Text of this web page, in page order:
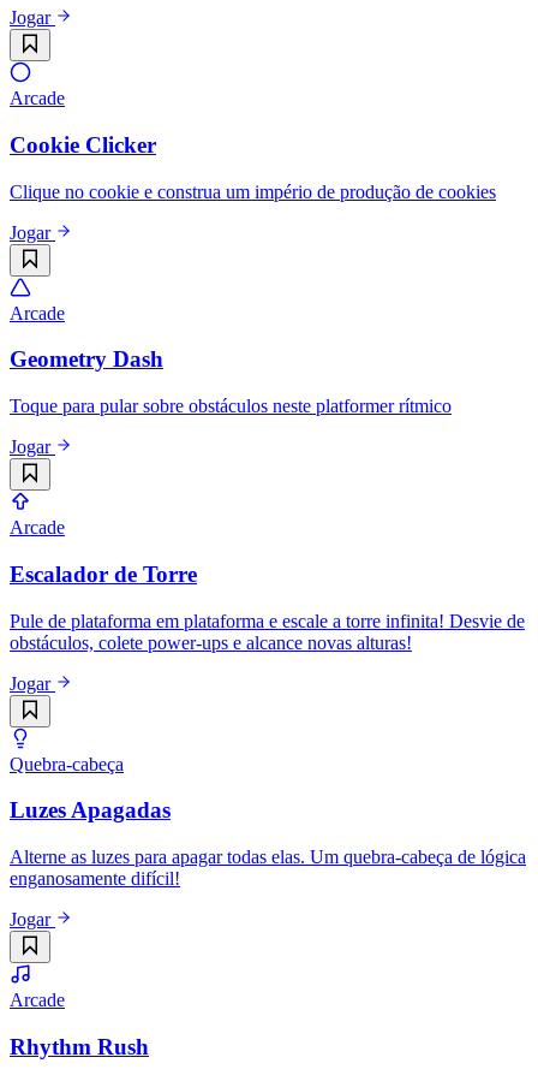
Jogar
Arcade
Cookie Clicker
Clique no cookie e construa um império de produção de cookies
Jogar
Arcade
Geometry Dash
Toque para pular sobre obstáculos neste platformer rítmico
Jogar
Arcade
Escalador de Torre
Pule de plataforma em plataforma e escale a torre infinita! Desvie de
obstáculos, colete power-ups e alcance novas alturas!
Jogar
Quebra-cabeça
Luzes Apagadas
Alterne as luzes para apagar todas elas. Um quebra-cabeça de lógica
enganosamente difícil!
Jogar
Arcade
Rhythm Rush